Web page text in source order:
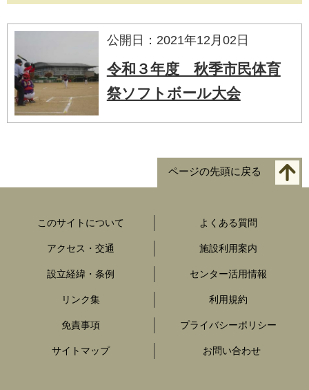
公開日：2021年12月02日
令和３年度 秋季市民体育
祭ソフトボール大会
ページの先頭に戻る
このサイトについて よくある質問
アクセス・交通 施設利用案内
設立経緯・条例 センター活用情報
リンク集 利用規約
免責事項 プライバシーポリシー
サイトマップ お問い合わせ